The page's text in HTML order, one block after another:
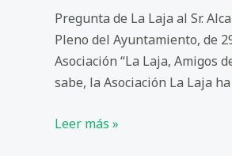
Pregunta de La Laja al Sr.
Pleno del Ayuntamiento, de
Asociación “La Laja, Amigos
sabe, la Asociación La Laja
PREGUNTA
Leer más »